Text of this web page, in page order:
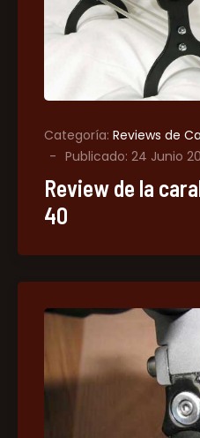
Categoría: Reviews de
Publicado: 24 Junio
Review de la
40